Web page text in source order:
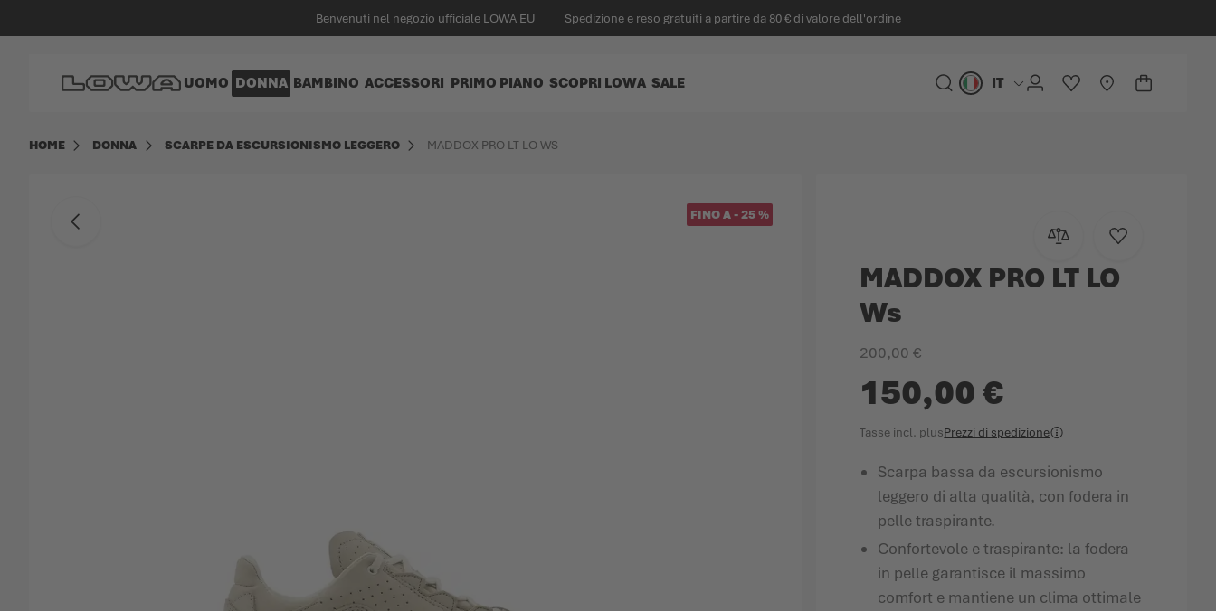
Benvenuti nel negozio ufficiale LOWA EU Spedizione e reso gratuiti a partire da 80 € di valore dell'ordine
UOMO DONNA BAMBINO ACCESSORI PRIMO PIANO SCOPRI LOWA SALE
CERCA
Lingua IT
ACCOUNTLISTA DESIDERI
STORELOCATOR
CARRELLO
HOME DONNA SCARPE DA ESCURSIONISMO LEGGERO MADDOX PRO LT LO WS
FINO A-25%
Indietro
Aggiungi al confronto
Aggiungi alla
MADDOX PRO LT LO
Ws
150,00 €
200,00 €
Tasse incl. plusPrezzi di spedizione
Scarpa bassa da escursionismo
leggero di alta qualità, con fodera in
pelle traspirante.
Confortevole e traspirante: la fodera
in pelle garantisce il massimo
comfort e mantiene un clima ottimale